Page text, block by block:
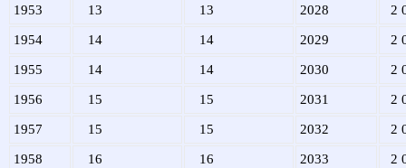
1953 13 13 2028 2
1954 14 14 2029 2
1955 14 14 2030 2
1956 15 15 2031 2
1957 15 15 2032 2
1958 16 16 2033 2